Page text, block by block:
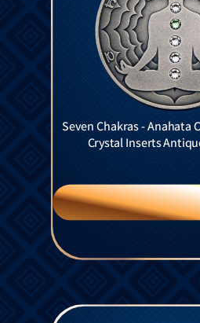
Seven Chakras - Anahata
Crystal Inserts